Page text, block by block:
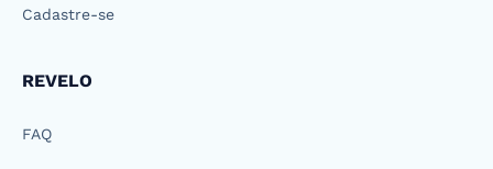
Cadastre-se
REVELO
FAQ